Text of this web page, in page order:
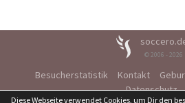
© 2006 - 2026
Besucherstatistik Kontakt
Datenschutz
Diese Webseite verwendet Cookies, um Dir den